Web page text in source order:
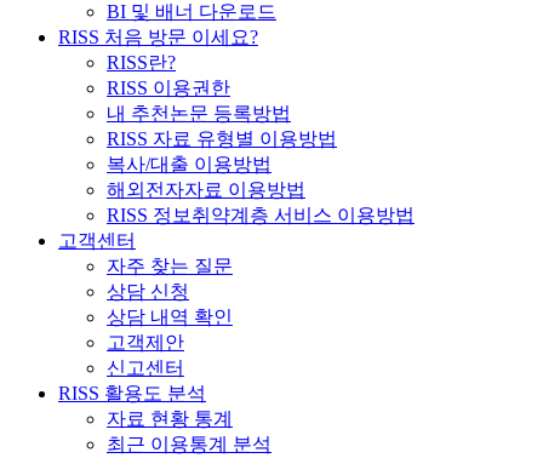
BI 및 배너 다운로드
RISS 처음 방문 이세요?
RISS란?
RISS 이용권한
내 추천논문 등록방법
RISS 자료 유형별 이용방법
복사/대출 이용방법
해외전자자료 이용방법
RISS 정보취약계층 서비스 이용방법
고객센터
자주 찾는 질문
상담 신청
상담 내역 확인
고객제안
신고센터
RISS 활용도 분석
자료 현황 통계
최근 이용통계 분석